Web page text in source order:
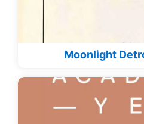
Moonlight